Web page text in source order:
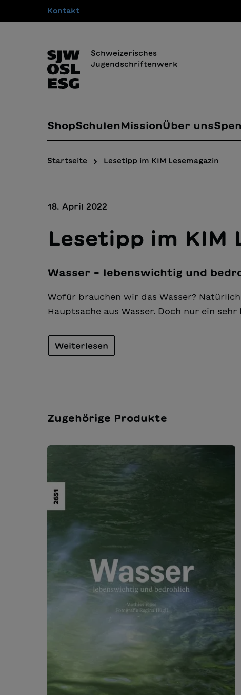
Zur Hauptnavigation springen
Kontakt
Schweizerisches
Jugendschriftenwerk
ShopSchulen MissionÜber uns
Startseite Lesetipp im KIM Lesemagazin
18. April 2022
Lesetipp im KIM
Wasser – lebenswichtig und
Wofür brauchen wir das Wasser?
Hauptsache aus Wasser. Doch nur ein
Weiterlesen
Zugehörige Produkte